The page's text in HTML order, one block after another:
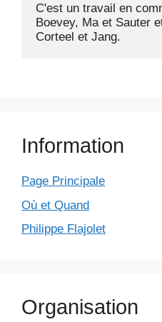
C'est un travail en
Boevey, Ma et Sauter
Information
Page Principale
Où et Quand
Philippe Flajolet
Organisation